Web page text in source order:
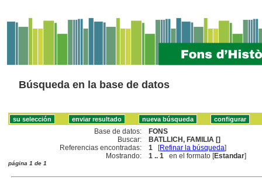
Búsqueda en la base de datos
Base de datos:
FONS
Buscar:
BATLLICH, FAMILIA []
Referencias encontradas:
1 [Refinar la búsqueda]
Mostrando:
1 .. 1 en el formato [Estandar]
página 1 de 1